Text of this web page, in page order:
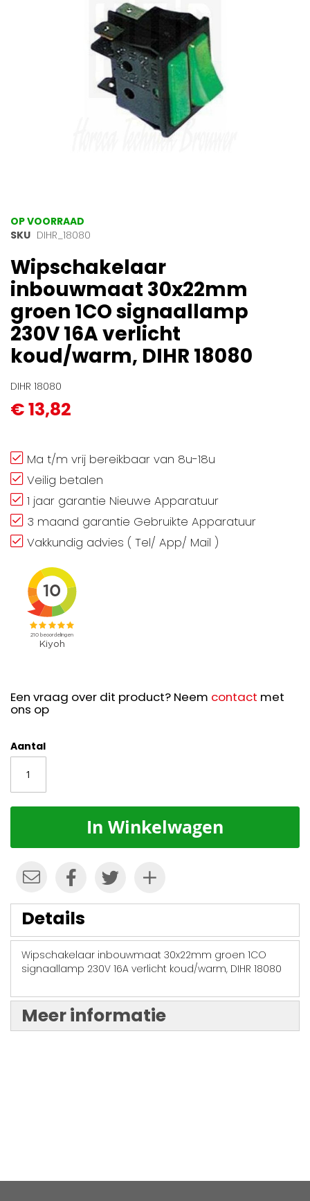
Ga
naar
begin
van
de
afbeeldingen-
gallerij
OP VOORRAAD
SKU DIHR_18080
Wipschakelaar
inbouwmaat 30x22mm
groen 1CO signaallamp
230V 16A verlicht
koud/warm, DIHR 18080
DIHR 18080
€ 13,82
Ma t/m vrij bereikbaar van 8u-18u
Veilig betalen
1 jaar garantie Nieuwe Apparatuur
3 maand garantie Gebruikte Apparatuur
Vakkundig advies ( Tel/ App/ Mail )
Een vraag over dit product? Neem contact met
ons op
Aantal
In Winkelwagen
Details
Wipschakelaar inbouwmaat 30x22mm groen 1CO
signaallamp 230V 16A verlicht koud/warm, DIHR 18080
Meer informatie